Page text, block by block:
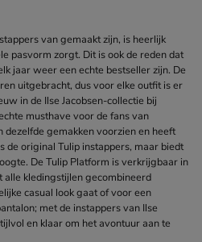
van gemaakt zijn, is heerlijk
pasvorm zorgt. Dit is ook de reden dat
jaar weer een echte bestseller zijn. De
uitgebracht, dus voor elke outfit is er
in de Ilse Jacobsen-collectie bij
musthave voor de fans van
dezelfde gemakken voorzien en heeft
de original Tulip instappers, maar biedt
De Tulip Platform is verkrijgbaar in
alle kledingstijlen gecombineerd
casual look gaat of voor een
met de instappers van Ilse
en klaar om het avontuur aan te